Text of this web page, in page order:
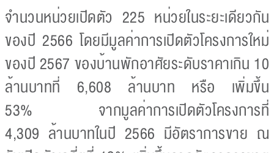
จำนวนหน่วยเปิดตัว 225 หน่วยในระยะเดียวกัน
ของปี 2566 โดยมีมูลค่าการเปิดตัวโครงการใหม่
ของปี 2567 ของบ้านพักอาศัยระดับราคาเกิน 10
ล้านบาทที่ 6,608 ล้านบาท หรือ เพิ่มขึ้น
53% จากมูลค่าการเปิดตัวโครงการที่
4,309 ล้านบาทในปี 2566 มีอัตราการขาย ณ